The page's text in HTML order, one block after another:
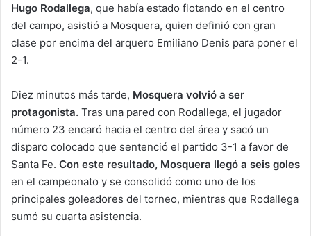
Hugo Rodallega, que había estado flotando en el centro
del campo, asistió a Mosquera, quien definió con gran
clase por encima del arquero Emiliano Denis para poner el
2-1.
Diez minutos más tarde, Mosquera volvió a ser
protagonista. Tras una pared con Rodallega, el jugador
número 23 encaró hacia el centro del área y sacó un
disparo colocado que sentenció el partido 3-1 a favor de
Santa Fe. Con este resultado, Mosquera llegó a seis goles
en el campeonato y se consolidó como uno de los
principales goleadores del torneo, mientras que Rodallega
sumó su cuarta asistencia.